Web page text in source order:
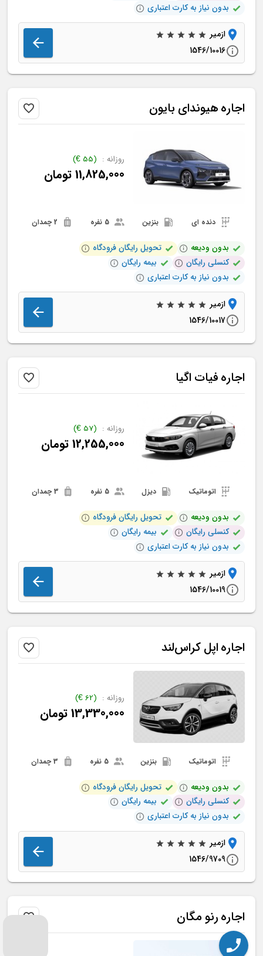
بدون نیاز به کارت اعتباری
ازمیر
1546/10016
اجارههیوندای بایون
روزانه : (
55
€
)
11,825,000تومان
دنده ای بنزین
بدون ودیعه
تحویل رایگان فرودگاه
کنسلی رایگان
بیمه رایگان
بدون نیاز به کارت اعتباری
ازمیر
1546/10017
اجارهفیاتاگیا
روزانه : (
57
€
)
12,255,000تومان
اتوماتیک دیزل
بدون ودیعه
تحویل رایگان فرودگاه
کنسلی رایگان
بیمه رایگان
بدون نیاز به کارت اعتباری
ازمیر
1546/10019
اجارهاپلکراس‌لند
روزانه : (
62
€
)
13,330,000تومان
اتوماتیک بنزین
بدون ودیعه
تحویل رایگان فرودگاه
کنسلی رایگان
بیمه رایگان
بدون نیاز به کارت اعتباری
ازمیر
1546/9709
اجارهرنو مگان